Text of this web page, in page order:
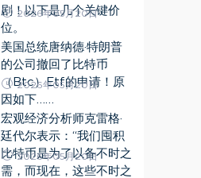
剧！以下是几个关键价
位。
2026年05月20日
美国总统唐纳德·特朗普
的公司撤回了比特币
（Btc）Etf的申请！原
因如下……
2026年05月20日
宏观经济分析师克雷格·
廷代尔表示：“我们囤积
比特币是为了以备不时之
需，而现在，这些不时之
2026年05月20日